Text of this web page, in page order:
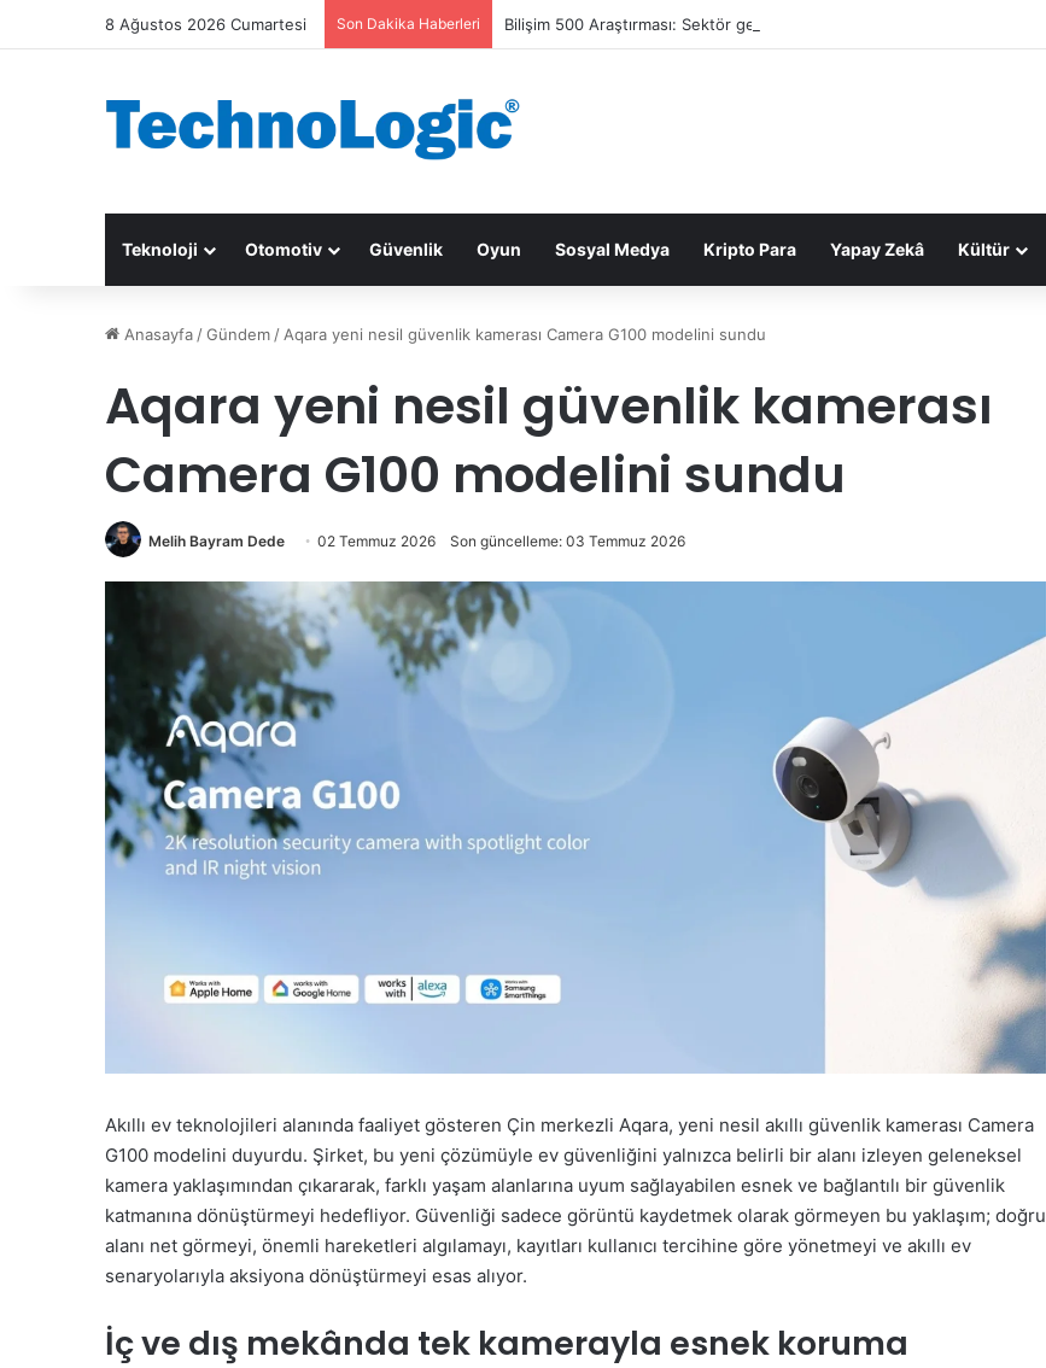
8 Ağustos 2026 Cumartesi Son Dakika Haberleri Bilişim 500 Araştırması: Sektör gelirleri 1,6 trilyon TL’ye ulaştı
Teknoloji Otomotiv Güvenlik Oyun Sosyal Medya Kripto Para Yapay Zekâ Kültür
Anasayfa /Gündem / Aqara yeni nesil güvenlik kamerası Camera G100 modelini sundu
Aqara yeni nesil güvenlik kamerası
Camera G100 modelini sundu
Melih Bayram Dede 02 Temmuz 2026 Son güncelleme: 03 Temmuz 2026
Akıllı ev teknolojileri alanında faaliyet gösteren Çin merkezli Aqara, yeni nesil akıllı güvenlik kamerası Camera
G100 modelini duyurdu. Şirket, bu yeni çözümüyle ev güvenliğini yalnızca belirli bir alanı izleyen geleneksel
kamera yaklaşımından çıkararak, farklı yaşam alanlarına uyum sağlayabilen esnek ve bağlantılı bir güvenlik
katmanına dönüştürmeyi hedefliyor. Güvenliği sadece görüntü kaydetmek olarak görmeyen bu yaklaşım; doğru
alanı net görmeyi, önemli hareketleri algılamayı, kayıtları kullanıcı tercihine göre yönetmeyi ve akıllı ev
senaryolarıyla aksiyona dönüştürmeyi esas alıyor.
İç ve dış mekânda tek kamerayla esnek koruma